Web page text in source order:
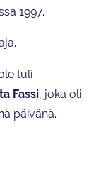
1997.
tuli
Fassi, joka oli
päivänä.